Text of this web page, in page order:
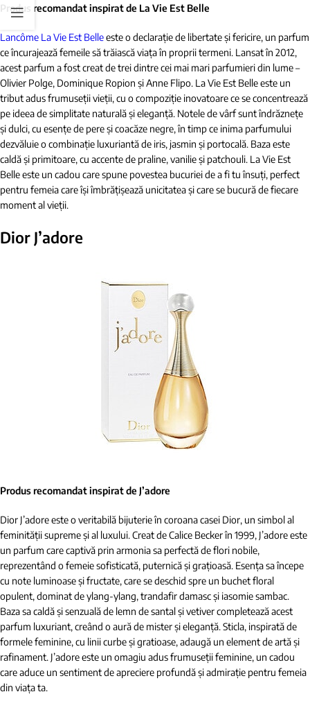
Produs recomandat inspirat de La Vie Est Belle
Lancôme La Vie Est Belleeste o declarație de libertate și fericire, un parfum
ce încurajează femeile să trăiască viața în proprii termeni. Lansat în 2012,
acest parfum a fost creat de trei dintre cei mai mari parfumieri din lume –
Olivier Polge, Dominique Ropion și Anne Flipo. La Vie Est Belle este un
tribut adus frumuseții vieții, cu o compoziție inovatoare ce se concentrează
pe ideea de simplitate naturală și eleganță. Notele de vârf sunt îndrăznețe
și dulci, cu esențe de pere și coacăze negre, în timp ce inima parfumului
dezvăluie o combinație luxuriantă de iris, jasmin și portocală. Baza este
caldă și primitoare, cu accente de praline, vanilie și patchouli. La Vie Est
Belle este un cadou care spune povestea bucuriei de a fi tu însuți, perfect
pentru femeia care își îmbrățișează unicitatea și care se bucură de fiecare
moment al vieții.
Dior J’adore
Produs recomandat inspirat de J’adore
Dior J’adore este o veritabilă bijuterie în coroana casei Dior, un simbol al
feminității supreme și al luxului. Creat de Calice Becker în 1999, J’adore este
un parfum care captivă prin armonia sa perfectă de flori nobile,
reprezentând o femeie sofisticată, puternică și grațioasă. Esența sa începe
cu note luminoase și fructate, care se deschid spre un buchet floral
opulent, dominat de ylang-ylang, trandafir damasc și iasomie sambac.
Baza sa caldă și senzuală de lemn de santal și vetiver completează acest
parfum luxuriant, creând o aură de mister și eleganță. Sticla, inspirată de
formele feminine, cu linii curbe și gratioase, adaugă un element de artă și
rafinament. J’adore este un omagiu adus frumuseții feminine, un cadou
care aduce un sentiment de apreciere profundă și admirație pentru femeia
din viața ta.